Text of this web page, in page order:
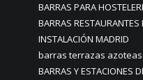
BARRAS PARA
BARRAS
INSTALACIÓN MADRID
barras terrazas
BARRAS Y ESTACIONES